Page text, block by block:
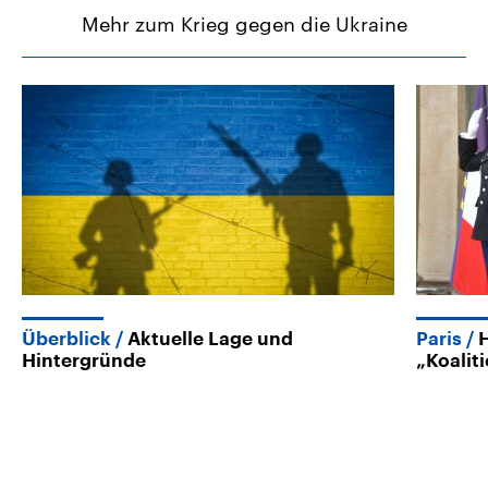
Mehr zum Krieg gegen die Ukraine
Überblick
Aktuelle Lage und
Hintergründe
Paris